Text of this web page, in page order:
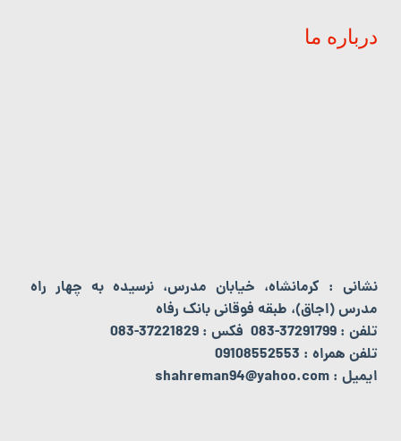
درباره ما
نشانی : کرمانشاه، خیابان مدرس، نرسیده به چهار راه
مدرس (اجاق)، طبقه فوقانی بانک رفاه
تلفن : 37291799-083 فکس : 37221829-083
تلفن همراه : 09108552553
ایمیل : shahreman94@yahoo.com